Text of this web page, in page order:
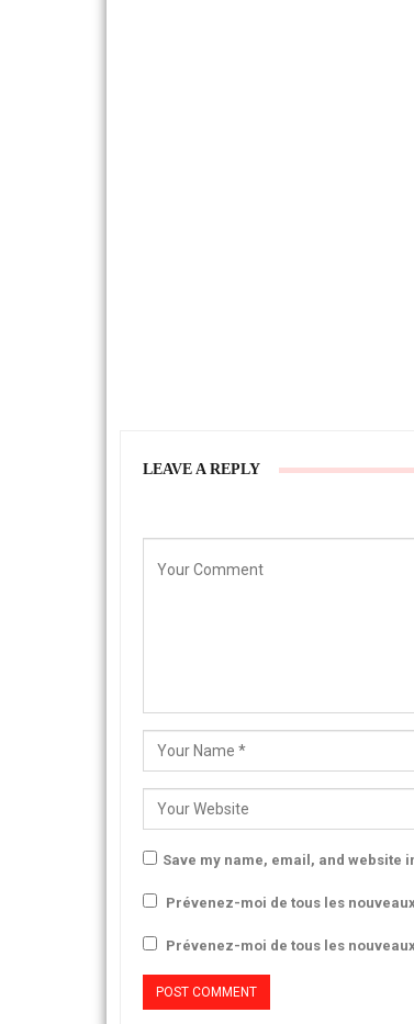
LEAVE A REPLY
Save my name, email, and website
Prévenez-moi de tous les
Prévenez-moi de tous les